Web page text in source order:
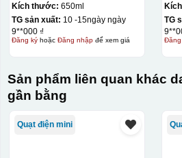
Kích thước: 650ml
TG sản xuất: 10 -15ngày ngày
9**000 ₫
Đăng kýhoặc Đăng nhậpđể xem giá
TG
Đăng
Sản phẩm liên quan khác
gần bằng
Quạt điện mini